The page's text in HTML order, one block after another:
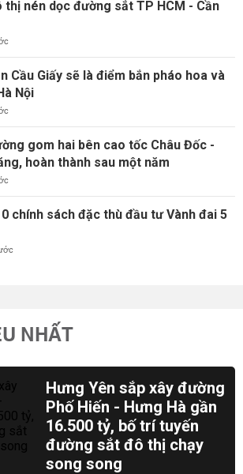
thị nén dọc đường sắt TP HCM - Cần
Cầu Giấy sẽ là điểm bắn pháo hoa và
Nội
gom hai bên cao tốc Châu Đốc -
hoàn thành sau một năm
chính sách đặc thù đầu tư Vành đai 5
NHẤT
Hưng Yên sắp xây đường
Phố Hiến - Hưng Hà gần
16.500 tỷ, bố trí tuyến
đường sắt đô thị chạy
song song